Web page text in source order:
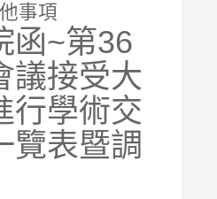
事項
函~第36
議接受大
行學術交
覽表暨調